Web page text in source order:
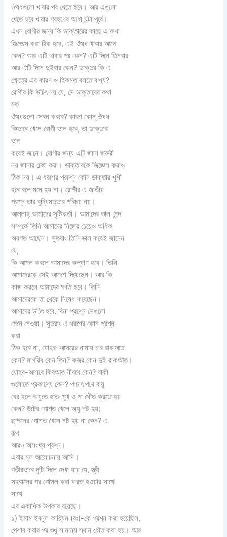
ঔষধগুলো খাবার পর খেতে হবে। আর এগুলো
খেতে হবে খাবার গ্রহণের আধা ঘন্টা পূর্বে।
এখন রোগীর জন্য কি ডাক্তারের কাছে এ কথা
জিজ্ঞেস করা ঠিক হবে, এই ঔষধ খাবার আগে
কেন? আর এটি খাবার পর কেন? এটি দিনে তিনবার
আর ঐটি দিনে দুইবার কেন? ডাক্তর কি এ
ক্ষেত্রে এর কারণ ও হিকমত বলতে বাধ্য?
রোগীর কি উচিৎ নয় যে, সে ডাক্তারের কথা
মত
ঔষধগুলো সেবন করবে? কারণ কোন্ ঔষধ
কিভাবে খেলে রোগী ভাল হবে, তা ডাক্তার
ভাল
করেই জানে। রোগীর জন্য এটি জানা জরুরী
নয় জানার চেষ্টা করা। ডাক্তারকে জিজ্ঞেস করাও
ঠিক নয়। এ ধরণের প্রশ্নে কোন ডাক্তার খুশী
হবে বলে মনে হয় না। রোগীর এ জাতীয়
প্রশ্ন তার বুদ্ধিমত্তার পরিচয় নয়।
আল্লাহ্ আমাদের সৃষ্টিকর্তা। আমাদের ভাল-মন্দ
সম্পর্কে তিনি আমাদের নিজের চেয়েও অধিক
অবগত আছেন। সুতরাং তিনি ভাল করেই জানেন
যে,
কি আমল করলে আমাদের কল্যাণ হবে। তিনি
আমাদেরকে সেই আদেশ দিয়েছেন। আর কি
কাজ করলে আমাদের ক্ষতি হবে। তিনি
আমাদেরকে তা থেকে নিষেধ করেছেন।
আমাদের উচিৎ হবে, বিনা প্রশ্নে সেগুলো
মেনে নেওয়া। সুতরাং এ ধরণের কোন প্রশ্ন
করা
ঠিক হবে না, যোহর-আসরের নামায চার রাকআত
কেন? মাগরিব কেন তিন? ফজর কেন দুই রাকআত।
যোহর-আসরে কিরআত নীরবে কেন? বাকী
গুলোতে প্রকাশ্যে কেন? পশ্চাৎ পথে বায়ু
বের হলে অযুতে হাত-মুখ ও পা ধৌত করতে হয়
কেন? উটের গোশ্ত খেলে অযু নষ্ট হয়;
ছাগলের গোশত খেলে নষ্ট হয় না কেন? এ
রূপ
আরও অসংখ্য প্রশ্ন।
এবার মূল আলোচনায় আসি।
গভীরভাবে দৃষ্টি দিলে দেখা যায় যে, স্ত্রী
সহবাসের পর গোসল করা ফরজ হওয়ার সাথে
সাথে
এর একাধিক উপকার রয়েছে।
১) ইমাম ইবনুল কায়্যিম (রঃ)-কে প্রশ্ন করা হয়েছিল,
পেশাব করার পর শুধু সামান্য স্থান ধৌত করা হয়। আর